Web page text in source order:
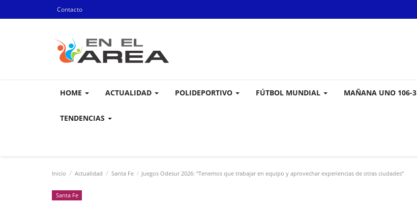
Contacto
HOME ACTUALIDAD POLIDEPORTIVO FÚTBOL MUNDIAL MAÑANA UNO 106-3
TENDENCIAS
Inicio Actualidad Santa Fe Juegos Odesur 2026: “Tenemos que trabajar en equipo y aprovechar experiencias de otras ciudades”
Santa Fe